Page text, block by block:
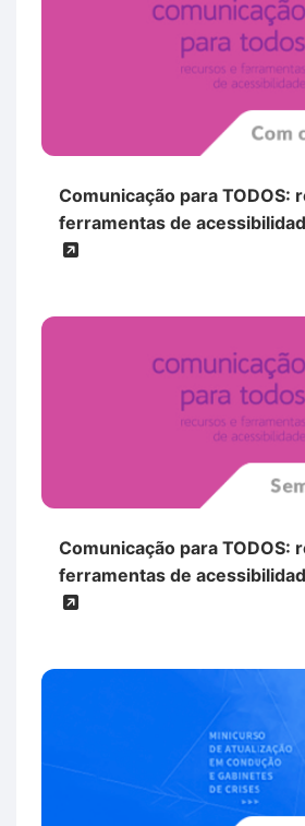
Comunicação para TODOS:
ferramentas de
Comunicação para TODOS:
ferramentas de